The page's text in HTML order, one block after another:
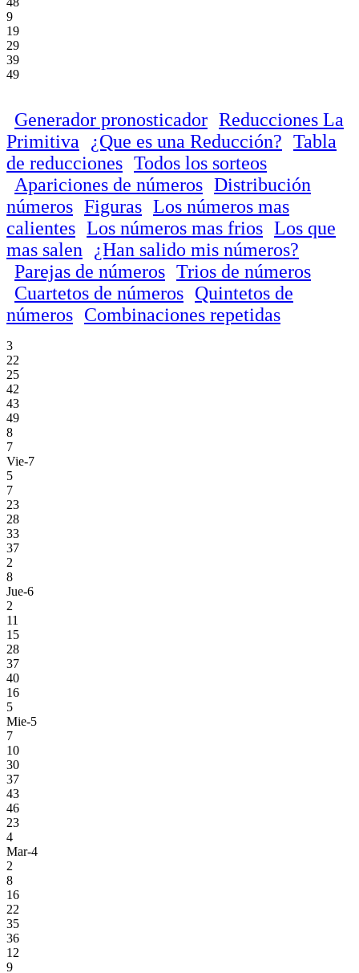
9
19
29
39
49
Generador pronosticador Reducciones La
Primitiva
¿Que es una Reducción? Tabla
de reducciones Todos los sorteos
Apariciones de números Distribución
números Figuras Los números mas
calientes Los números mas frios Los que
mas salen
¿Han salido mis números?
Parejas de números Trios de números
Cuartetos de números Quintetos de
números Combinaciones repetidas
3
22
25
42
43
49
8
7
Vie-7
5
7
23
28
33
37
2
8
Jue-6
2
11
15
28
37
40
16
5
Mie-5
7
10
30
37
43
46
23
4
Mar-4
2
8
16
22
35
36
12
9